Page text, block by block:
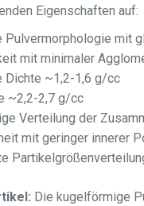
Eigenschaften auf:
Pulvermorphologie mit
mit minimaler
Dichte ~1,2-1,6 g/cc
~2,2-2,7 g/cc
Verteilung der
mit geringer innerer
Die kugelförmige